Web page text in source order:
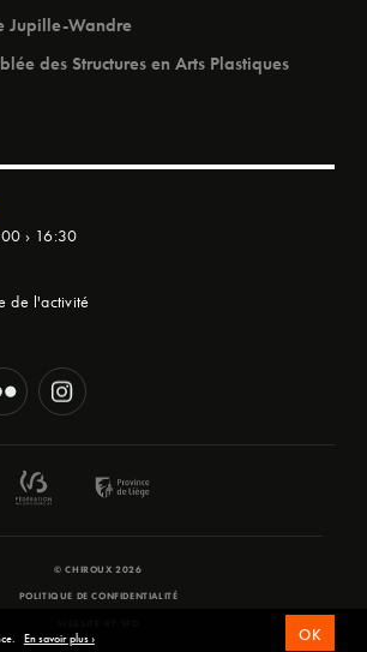
Jupille-Wandre
des Structures en Arts Plastiques
› 16:30
de l'activité
© CHIROUX 2026
POLITIQUE DE CONFIDENTIALITÉ
En savoir plus › OK